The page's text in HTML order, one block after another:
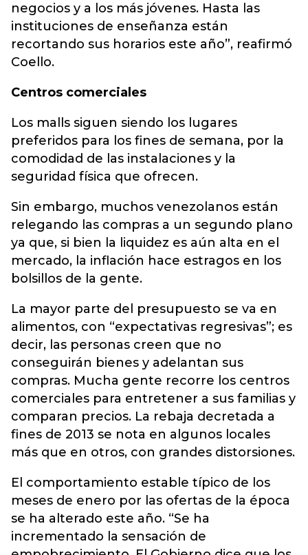
negocios y a los más jóvenes. Hasta las
instituciones de enseñanza están
recortando sus horarios este año”, reafirmó
Coello.
Centros comerciales
Los malls siguen siendo los lugares
preferidos para los fines de semana, por la
comodidad de las instalaciones y la
seguridad física que ofrecen.
Sin embargo, muchos venezolanos están
relegando las compras a un segundo plano
ya que, si bien la liquidez es aún alta en el
mercado, la inflación hace estragos en los
bolsillos de la gente.
La mayor parte del presupuesto se va en
alimentos, con “expectativas regresivas”; es
decir, las personas creen que no
conseguirán bienes y adelantan sus
compras. Mucha gente recorre los centros
comerciales para entretener a sus familias y
comparan precios. La rebaja decretada a
fines de 2013 se nota en algunos locales
más que en otros, con grandes distorsiones.
El comportamiento estable típico de los
meses de enero por las ofertas de la época
se ha alterado este año. “Se ha
incrementado la sensación de